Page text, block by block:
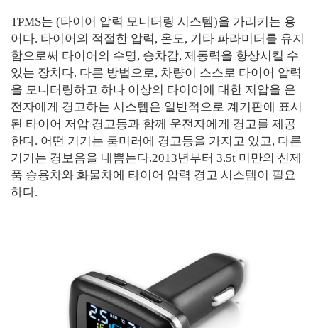
TPMS는 (타이어 압력 모니터링 시스템)을 가리키는 용
어다. 타이어의 적절한 압력, 온도, 기타 파라미터를 유지
함으로써 타이어의 수명, 승차감, 제동력을 향상시킬 수
있는 장치다. 다른 방법으로, 차량이 스스로 타이어 압력
을 모니터링하고 하나 이상의 타이어에 대한 저압을 운
전자에게 경고하는 시스템은 일반적으로 계기판에 표시
된 타이어 저압 경고등과 함께 운전자에게 경고를 제공
한다. 어떤 기기는 룸미러에 경고등을 가지고 있고, 다른
기기는 경보음을 내뿜는다.2013년부터 3.5t 미만의 신제
품 승용차와 화물차에 타이어 압력 경고 시스템이 필요
하다.